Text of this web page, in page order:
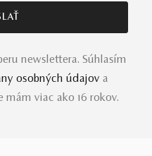
newslettera. Súhlasím
osobných údajov a
mám viac ako 16 rokov.